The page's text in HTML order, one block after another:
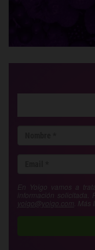
En Yoigo vamos a
información solicitada.
yoigo@yoigo.com . Más